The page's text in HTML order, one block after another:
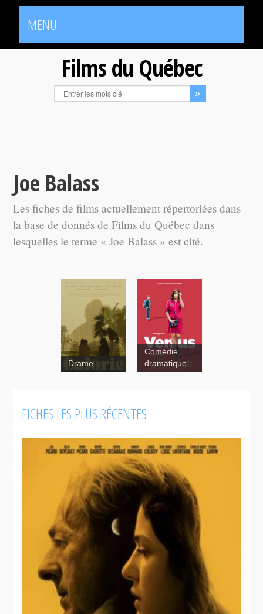
MENU
Films du Québec
Joe Balass
Les fiches de films actuellement répertoriées dans
la base de donnés de Films du Québec dans
lesquelles le terme « Joe Balass » est cité.
Drame
Comédie
dramatique
FICHES LES PLUS RÉCENTES